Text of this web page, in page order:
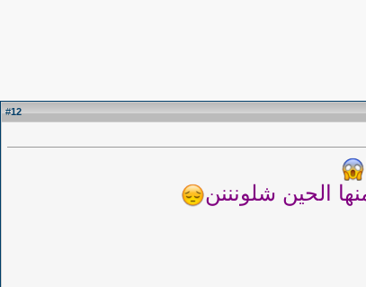
#
12